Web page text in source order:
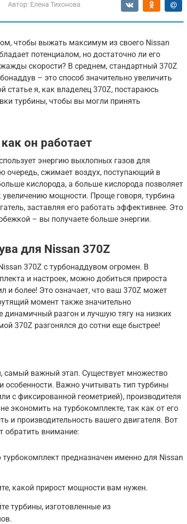
Автор: Елена Тихонова
чтобы выжать максимум из своего Nissan
потенциалом, но достаточно ли его
скорости? В среднем, стандартный 370Z
– это способ значительно увеличить
статье я, как владелец 370Z, постараюсь
турбины, чтобы вы могли принять
он работает
энергию выхлопных газов для
очередь, сжимает воздух, поступающий в
кислорода, а больше кислорода позволяет
мощности. Проще говоря, турбина
заставляя его работать эффективнее. Это
– вы получаете больше энергии.
для Nissan 370Z
370Z с турбонаддувом огромен. В
и настроек, можно добиться прироста
и более! Это означает, что ваш 370Z может
момент также значительно
динамичный разгон и лучшую тягу на низких
370Z разгонялся до сотни еще быстрее!
самый важный этап. Существует множество
особенности. Важно учитывать тип турбины
с фиксированной геометрией), производителя
экономить на турбокомплекте, так как от его
и производительность вашего двигателя. Вот
обратить внимание:
предназначен именно для Nissan
какой прирост мощности вам нужен.
турбины, изготовленные из